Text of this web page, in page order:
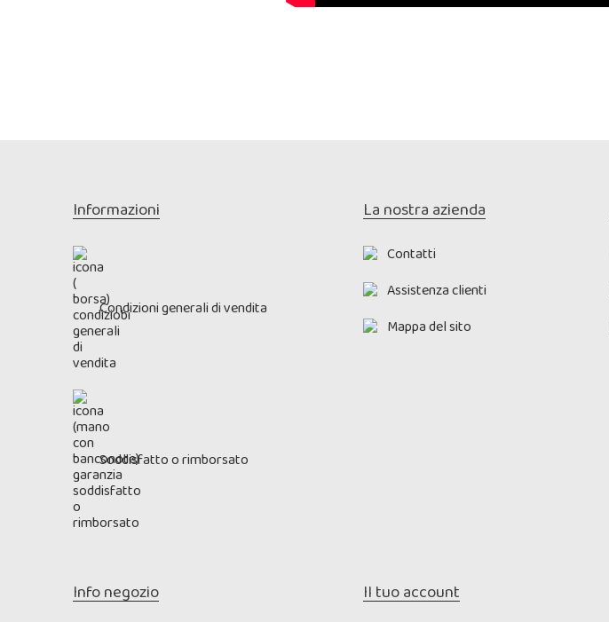
Informazioni
Condizioni generali di vendita
Soddisfatto o rimborsato
La nostra azienda
Contatti
Assistenza clienti
Mappa del sito
Info negozio Il tuo account